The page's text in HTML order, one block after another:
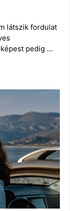
látszik fordulat
pedig …